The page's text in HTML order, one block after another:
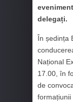
delegați.
În ședința
Național
17.00, în
de
formațiunii